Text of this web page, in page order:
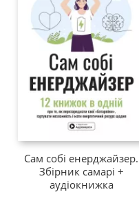
Сам собі енерджайзер.
Збірник самарі +
аудіокнижка